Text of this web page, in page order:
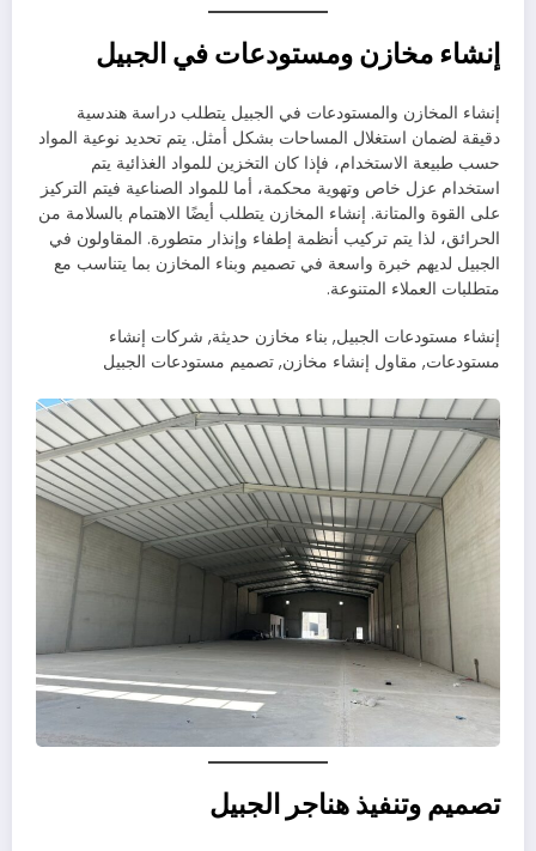
إنشاء مخازن ومستودعات في الجبيل
إنشاء المخازن والمستودعات في الجبيل يتطلب دراسة هندسية
دقيقة لضمان استغلال المساحات بشكل أمثل. يتم تحديد نوعية المواد
حسب طبيعة الاستخدام، فإذا كان التخزين للمواد الغذائية يتم
استخدام عزل خاص وتهوية محكمة، أما للمواد الصناعية فيتم التركيز
على القوة والمتانة. إنشاء المخازن يتطلب أيضًا الاهتمام بالسلامة من
الحرائق، لذا يتم تركيب أنظمة إطفاء وإنذار متطورة. المقاولون في
الجبيل لديهم خبرة واسعة في تصميم وبناء المخازن بما يتناسب مع
متطلبات العملاء المتنوعة.
إنشاء مستودعات الجبيل, بناء مخازن حديثة, شركات إنشاء
مستودعات, مقاول إنشاء مخازن, تصميم مستودعات الجبيل
تصميم وتنفيذ هناجر الجبيل